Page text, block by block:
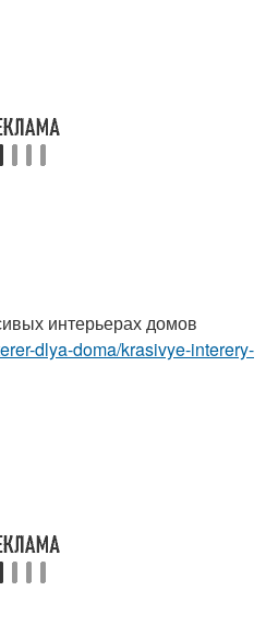
интерьерах домов
dlya-doma/krasivye-interery-